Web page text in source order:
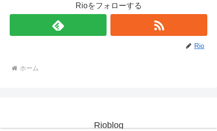
Rioをフォローする
Rio
ホーム
Rioblog